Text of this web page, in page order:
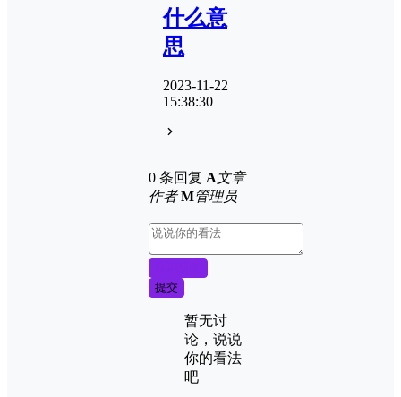
什么意
思
2023-11-22
15:38:30
0 条回复 A文章
作者 M管理员
提交
暂无讨
论，说说
你的看法
吧